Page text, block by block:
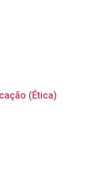
(Ética)